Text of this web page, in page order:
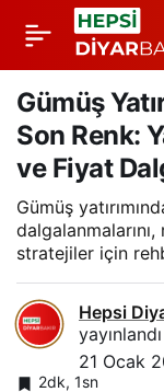
Gümüş
Son Renk:
ve Fiyat
Gümüş
stratejiler için
Hepsi
yayınlandı
21 Ocak
2dk, 1sn
Abalı Kayak
Sezonu Karla
Açılıyor: Dağ
Manzarasıyla
Başlangıç